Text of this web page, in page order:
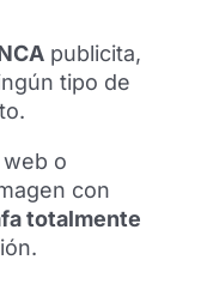
la
de la
de élite.
publicita,
tipo de
o
con
totalmente